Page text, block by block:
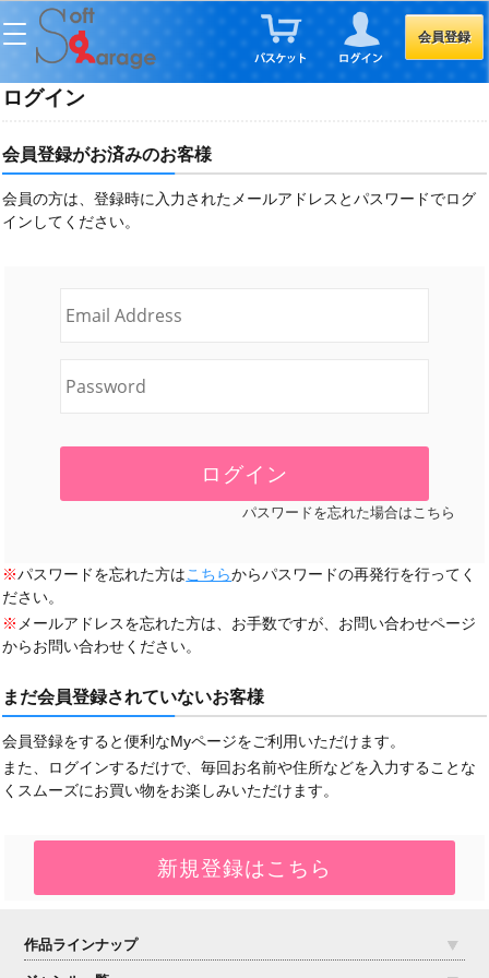
会員登録
ログイン
会員登録がお済みのお客様
会員の方は、登録時に入力されたメールアドレスとパスワードでログ
インしてください。
パスワードを忘れた場合はこちら
※パスワードを忘れた方はこちらからパスワードの再発行を行ってく
ださい。
※ メールアドレスを忘れた方は、お手数ですが、お問い合わせページ
からお問い合わせください。
まだ会員登録されていないお客様
会員登録をすると便利なMyページをご利用いただけます。
また、ログインするだけで、毎回お名前や住所などを入力することな
くスムーズにお買い物をお楽しみいただけます。
作品ラインナップ